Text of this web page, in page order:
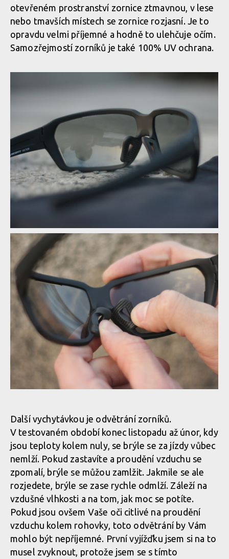
otevřeném prostranství zornice ztmavnou, v lese
nebo tmavších místech se zornice rozjasní. Je to
opravdu velmi příjemné a hodně to ulehčuje očím.
Samozřejmostí zorníků je také 100% UV ochrana.
Test: sluneční brýle Scott Vector LightSensitive
Test: sluneční brýle Scott Vector LightSensitive
Test: sluneční brýle Scott Vector LightSensitive
Další vychytávkou je odvětrání zorníků.
V testovaném období konec listopadu až únor, kdy
jsou teploty kolem nuly, se brýle se za jízdy vůbec
nemlží. Pokud zastavíte a proudění vzduchu se
zpomalí, brýle se můžou zamlžit. Jakmile se ale
rozjedete, brýle se zase rychle odmlží. Záleží na
vzdušné vlhkosti a na tom, jak moc se potíte.
Pokud jsou ovšem Vaše oči citlivé na proudění
vzduchu kolem rohovky, toto odvětrání by Vám
mohlo být nepříjemné. První vyjížďku jsem si na to
musel zvyknout, protože jsem se s tímto